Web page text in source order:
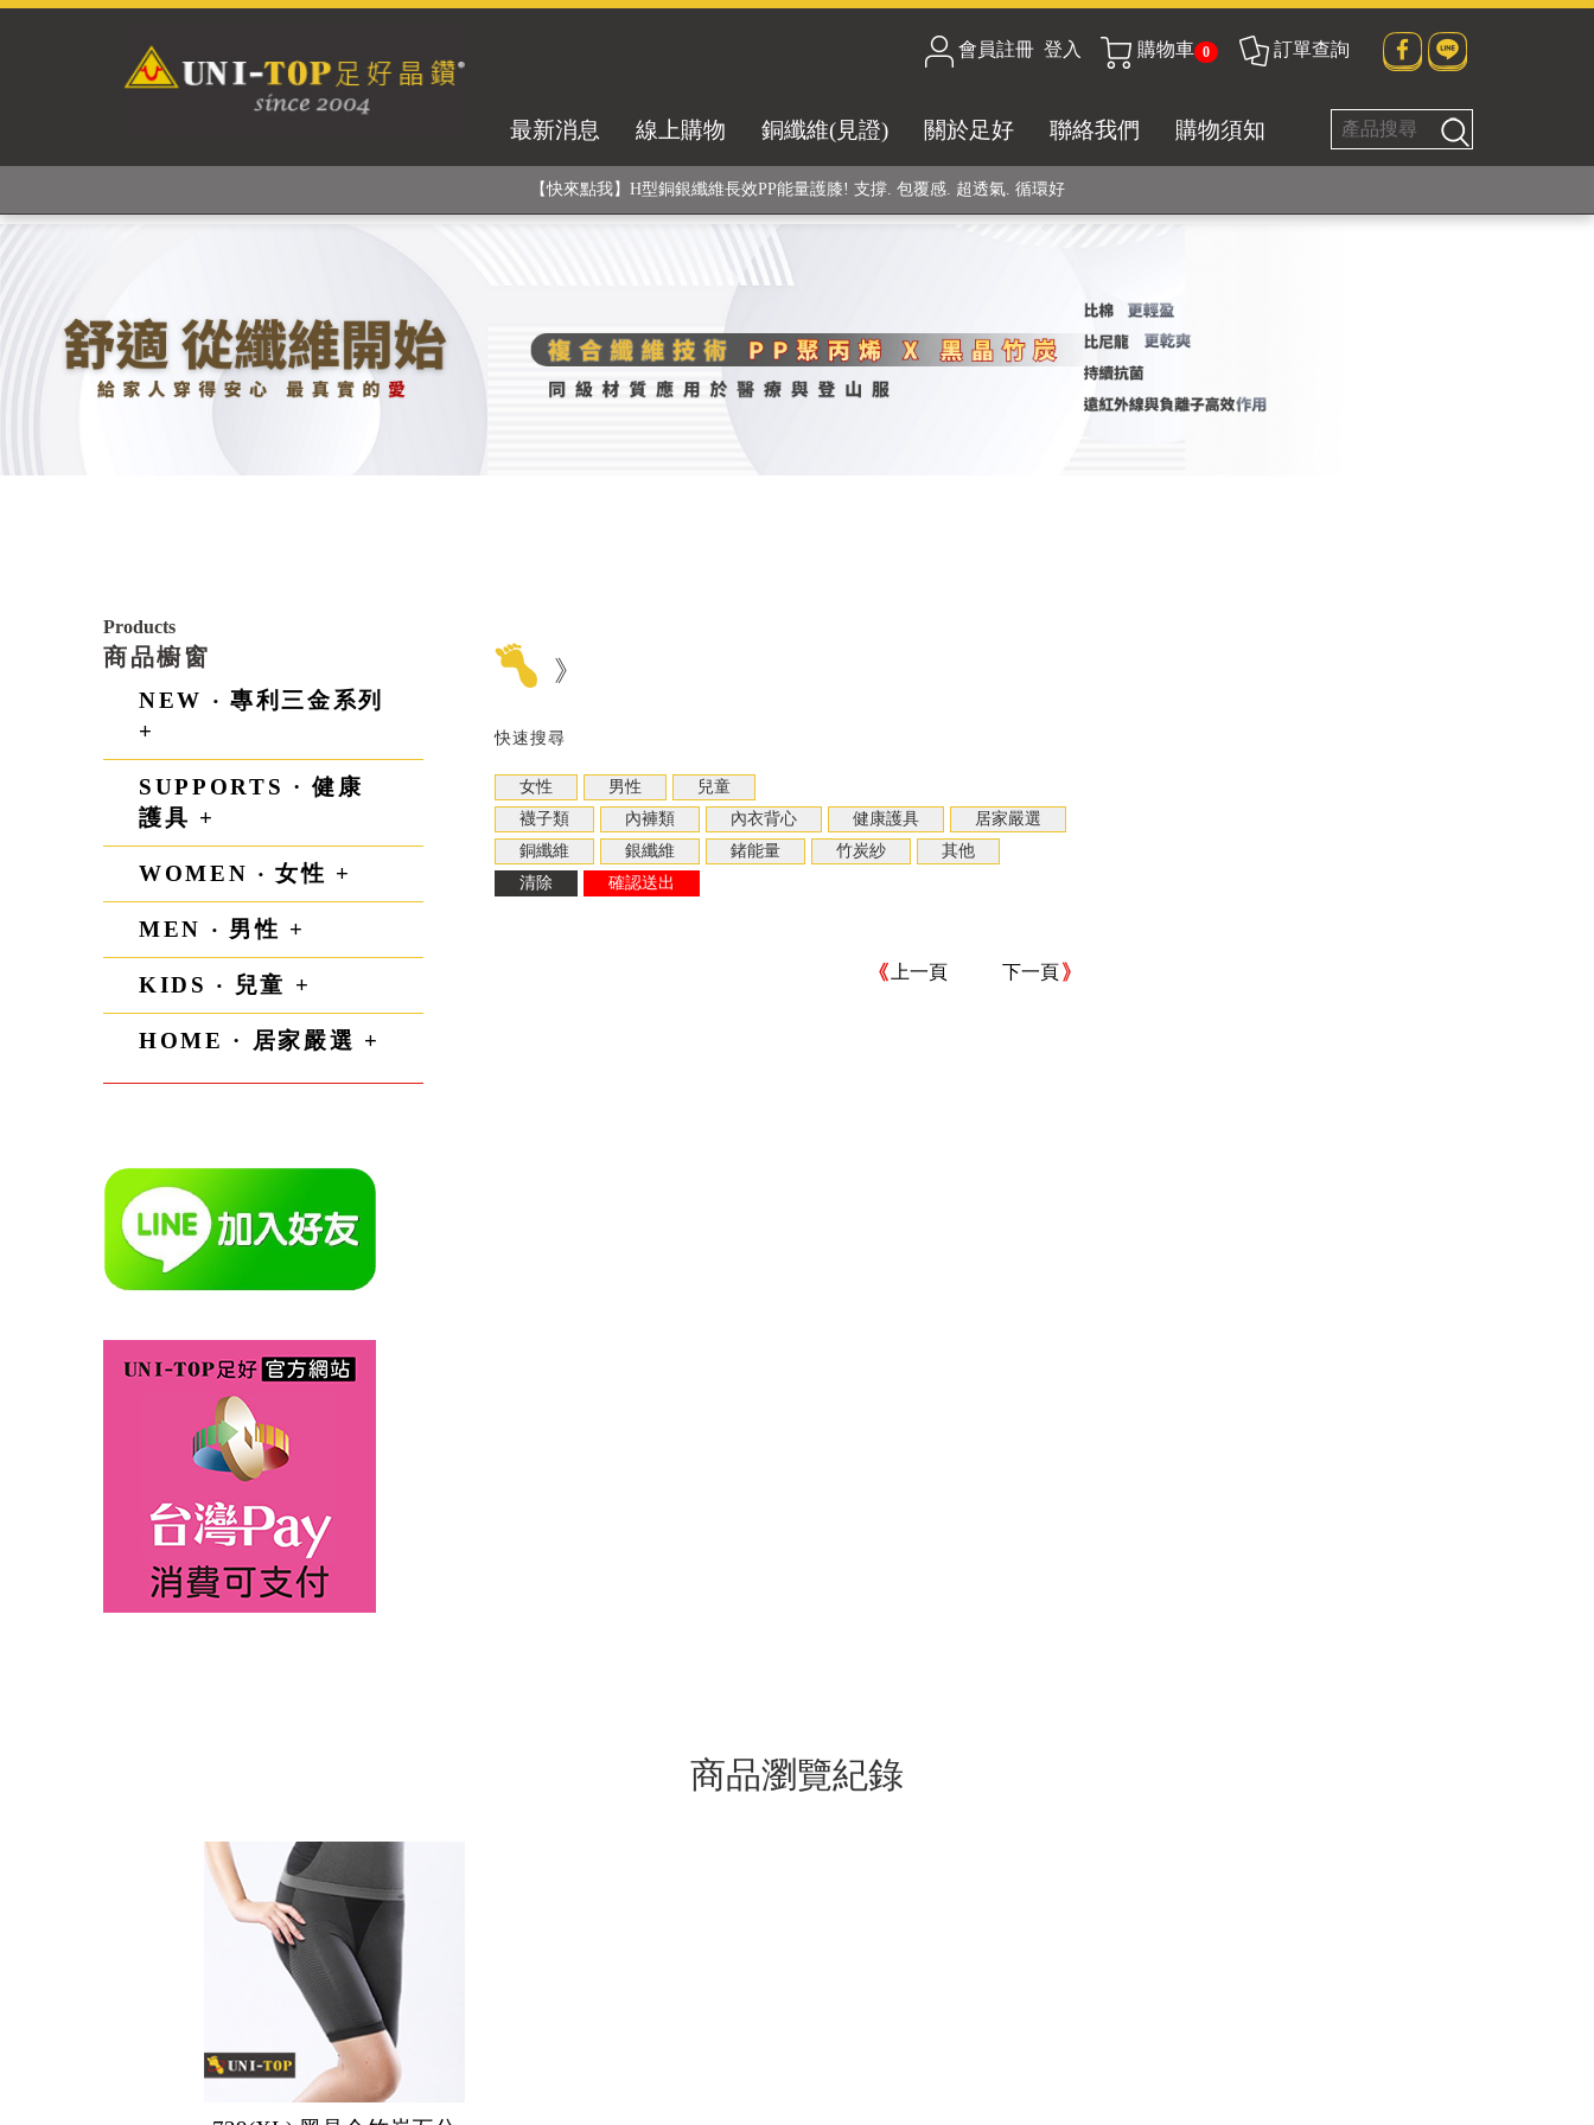
會員註冊 登入 購物車 0 訂單查詢
最新消息 線上購物 銅纖維(見證) 關於足好 聯絡我們 購物須知
銅銀鍺元素融合紗線，長效抗菌除臭! 全程MIT製造，通過多項國際檢驗
【快來點我】H型銅銀纖維長效PP能量護膝! 支撐. 包覆感. 超透氣. 循環好
【快來點我】三金家族- 專利活氧 男女內褲系列
Products
商品櫥窗
NEW ‧ 專利三金系列
+
SUPPORTS · 健康
護具 +
WOMEN ‧ 女性 +
MEN ‧ 男性 +
KIDS ‧ 兒童 +
HOME · 居家嚴選 +
》
快速搜尋
上一頁 下一頁
商品瀏覽紀錄